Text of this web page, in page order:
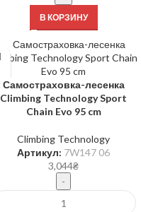
В КОРЗИНУ
Самостраховка-лесенка
Climbing Technology Sport
Chain Evo 95 cm
Climbing Technology
Артикул: 7W147 06
3,044₴